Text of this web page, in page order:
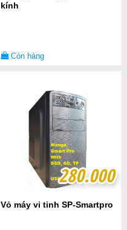
kính
Còn hàng
280.000
280.000
Vỏ máy vi tinh SP-Smartpro